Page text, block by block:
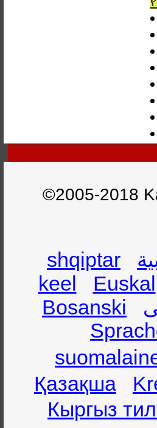
©2005-2018
shqiptar
keel
Euskal
Bosanski
Қазақша
Кыргыз